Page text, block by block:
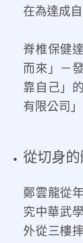
在為達成
脊椎保健
而來」－
靠自己」
有限公司
從切身
鄭雲龍從
究中華武
外從三樓